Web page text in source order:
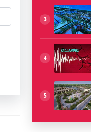
3
4
5